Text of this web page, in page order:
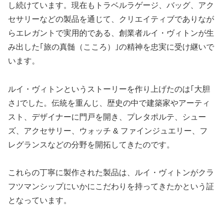
し続けています。現在もトラベルラゲージ、バッグ、アク
セサリーなどの製品を通じて、クリエイティブでありなが
らエレガントで実用的である、創業者ルイ・ヴィトンが生
み出した｢旅の真髄（こころ）｣の精神を忠実に受け継いで
います。
ルイ・ヴィトンというストーリーを作り上げたのは｢大胆
さ｣でした。伝統を重んじ、歴史の中で建築家やアーティ
スト、デザイナーに門戸を開き、プレタポルテ、シュー
ズ、アクセサリー、ウォッチ & ファインジュエリー、フ
レグランスなどの分野を開拓してきたのです。
これらの丁寧に製作された製品は、ルイ・ヴィトンがクラ
フツマンシップにいかにこだわりを持ってきたかという証
となっています。